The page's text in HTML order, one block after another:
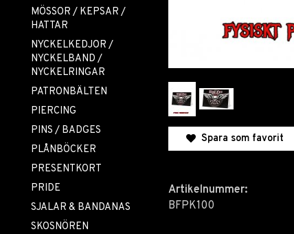
MÖSSOR / KEPSAR /
HATTAR
NYCKELKEDJOR /
NYCKELBAND /
NYCKELRINGAR
PATRONBÄLTEN
PIERCING
PINS / BADGES
PLÅNBÖCKER
PRESENTKORT
PRIDE
SJALAR & BANDANAS
SKOSNÖREN
Spara som favorit
Artikelnummer:
BFPK100